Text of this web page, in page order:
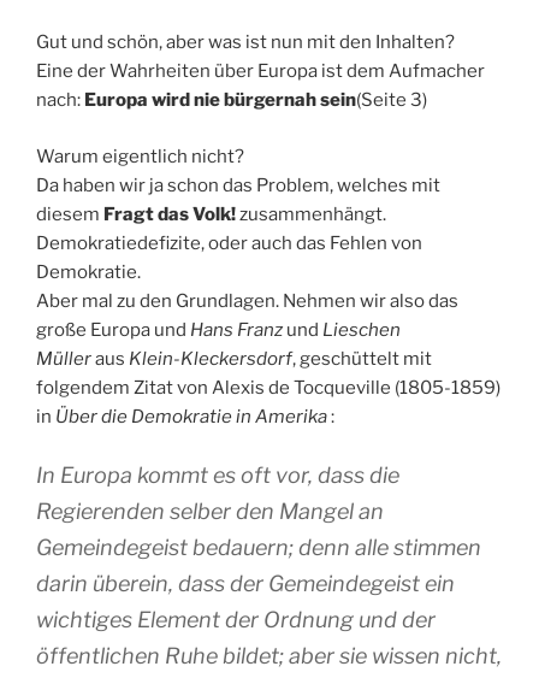
Gut und schön, aber was ist nun mit den Inhalten?
Eine der Wahrheiten über Europa ist dem Aufmacher
nach: Europa wird nie bürgernah sein(Seite 3)
Warum eigentlich nicht?
Da haben wir ja schon das Problem, welches mit
diesem Fragt das Volk!zusammenhängt.
Demokratiedefizite, oder auch das Fehlen von
Demokratie.
Aber mal zu den Grundlagen. Nehmen wir also das
große Europa und Hans Franz und Lieschen
Mülleraus Klein-Kleckersdorf, geschüttelt mit
folgendem Zitat von Alexis de Tocqueville (1805-1859)
in Über die Demokratie in Amerika:
In Europa kommt es oft vor, dass die
Regierenden selber den Mangel an
Gemeindegeist bedauern; denn alle stimmen
darin überein, dass der Gemeindegeist ein
wichtiges Element der Ordnung und der
öffentlichen Ruhe bildet; aber sie wissen nicht,